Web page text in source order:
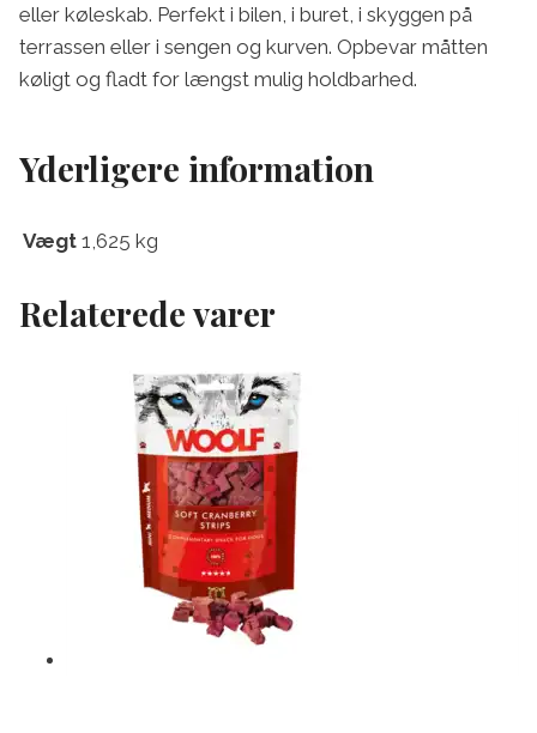
eller køleskab. Perfekt i bilen, i buret, i skyggen på
terrassen eller i sengen og kurven. Opbevar måtten
køligt og fladt for længst mulig holdbarhed.
Yderligere information
Vægt 1,625 kg
Relaterede varer